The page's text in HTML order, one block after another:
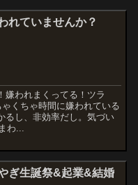
れていませんか？
嫌われまくってる！ツラ
くちゃ時間に嫌われている
るし、非効率だし。気づい
わ...
ぎ生誕祭&起業&結婚